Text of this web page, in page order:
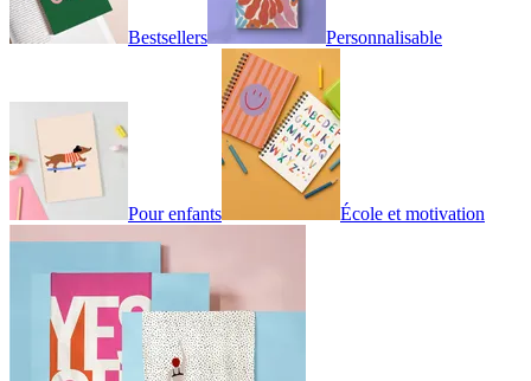
Bestsellers Personnalisable
Pour enfants École et motivation